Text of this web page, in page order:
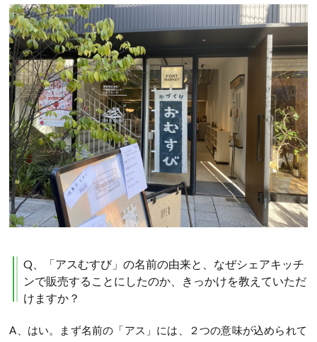
Q、「アスむすび」の名前の由来と、なぜシェアキッチ
ンで販売することにしたのか、きっかけを教えていただ
けますか？
A、はい。まず名前の「アス」には、２つの意味が込められて